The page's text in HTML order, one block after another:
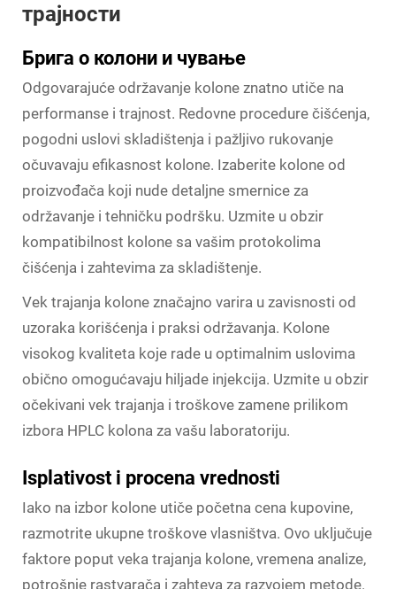
трајности
Брига о колони и чување
Odgovarajuće održavanje kolone znatno utiče na
performanse i trajnost. Redovne procedure čišćenja,
pogodni uslovi skladištenja i pažljivo rukovanje
očuvavaju efikasnost kolone. Izaberite kolone od
proizvođača koji nude detaljne smernice za
održavanje i tehničku podršku. Uzmite u obzir
kompatibilnost kolone sa vašim protokolima
čišćenja i zahtevima za skladištenje.
Vek trajanja kolone značajno varira u zavisnosti od
uzoraka korišćenja i praksi održavanja. Kolone
visokog kvaliteta koje rade u optimalnim uslovima
obično omogućavaju hiljade injekcija. Uzmite u obzir
očekivani vek trajanja i troškove zamene prilikom
izbora HPLC kolona za vašu laboratoriju.
Isplativost i procena vrednosti
Iako na izbor kolone utiče početna cena kupovine,
razmotrite ukupne troškove vlasništva. Ovo uključuje
faktore poput veka trajanja kolone, vremena analize,
potrošnje rastvarača i zahteva za razvojem metode.